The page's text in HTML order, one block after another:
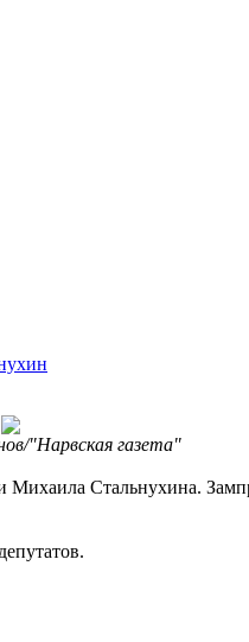
"Нарвская газета"
Михаила Стальнухина.